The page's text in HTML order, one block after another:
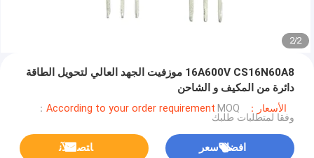
2
/
2
16A600V CS16N60A8 موزفيت الجهد العالي لتحويل الطاقة
دائرة من المكيف و الشاحن
الأسعار：According to your order requirement MOQ：
وفقا لمتطلبات طلبك
افضل سعر ﺎﺘﺼﻟ ﺍﻶﻧ